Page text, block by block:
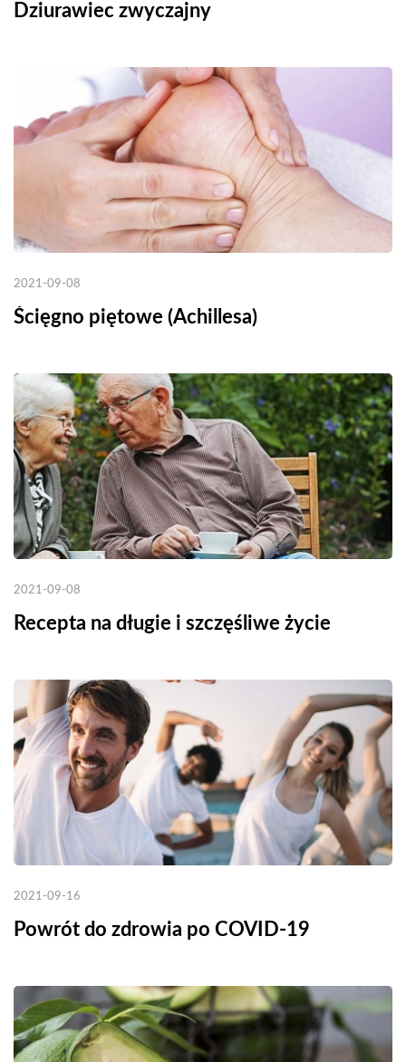
Dziurawiec zwyczajny
2021-09-08
Ścięgno piętowe (Achillesa)
2021-09-08
Recepta na długie i szczęśliwe życie
2021-09-16
Powrót do zdrowia po COVID-19